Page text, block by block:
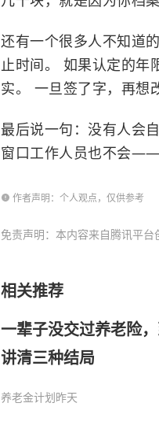
还有一个很多人不知道
止时间。 如果认定的年
实。 一旦签了字，再想
最后说一句：没有人会
窗口工作人员也不会——
作者声明：个人观点，仅供参考
免责声明：本内容来自腾讯平台
相关推荐
一辈子没交过养老险
讲清三种结局
养老金计划昨天